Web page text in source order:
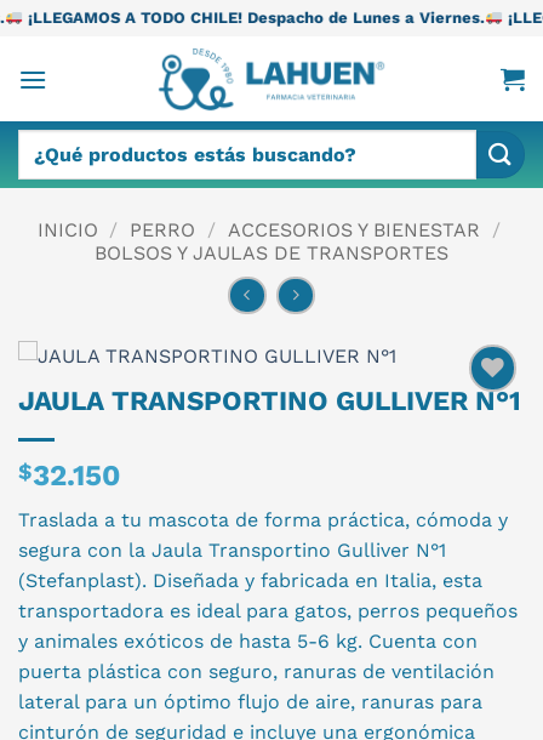
Saltar
contenido
A TODO CHILE! Despacho de Lunes a Viernes. ¡LLEGAMOS A
por:
INICIO / PERRO / ACCESORIOS Y BIENESTAR
/
BOLSOS Y JAULAS DE TRANSPORTES
JAULA TRANSPORTINO GULLIVER N°1
$32.150
Traslada a tu mascota de forma práctica, cómoda y
segura con la Jaula Transportino Gulliver N°1
(Stefanplast). Diseñada y fabricada en Italia, esta
transportadora es ideal para gatos, perros pequeños
y animales exóticos de hasta 5-6 kg. Cuenta con
puerta plástica con seguro, ranuras de ventilación
lateral para un óptimo flujo de aire, ranuras para
cinturón de seguridad e incluye una ergonómica